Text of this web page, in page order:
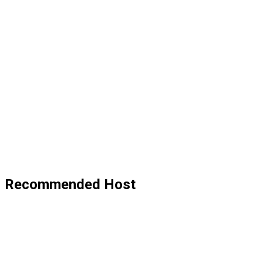
Recommended Host